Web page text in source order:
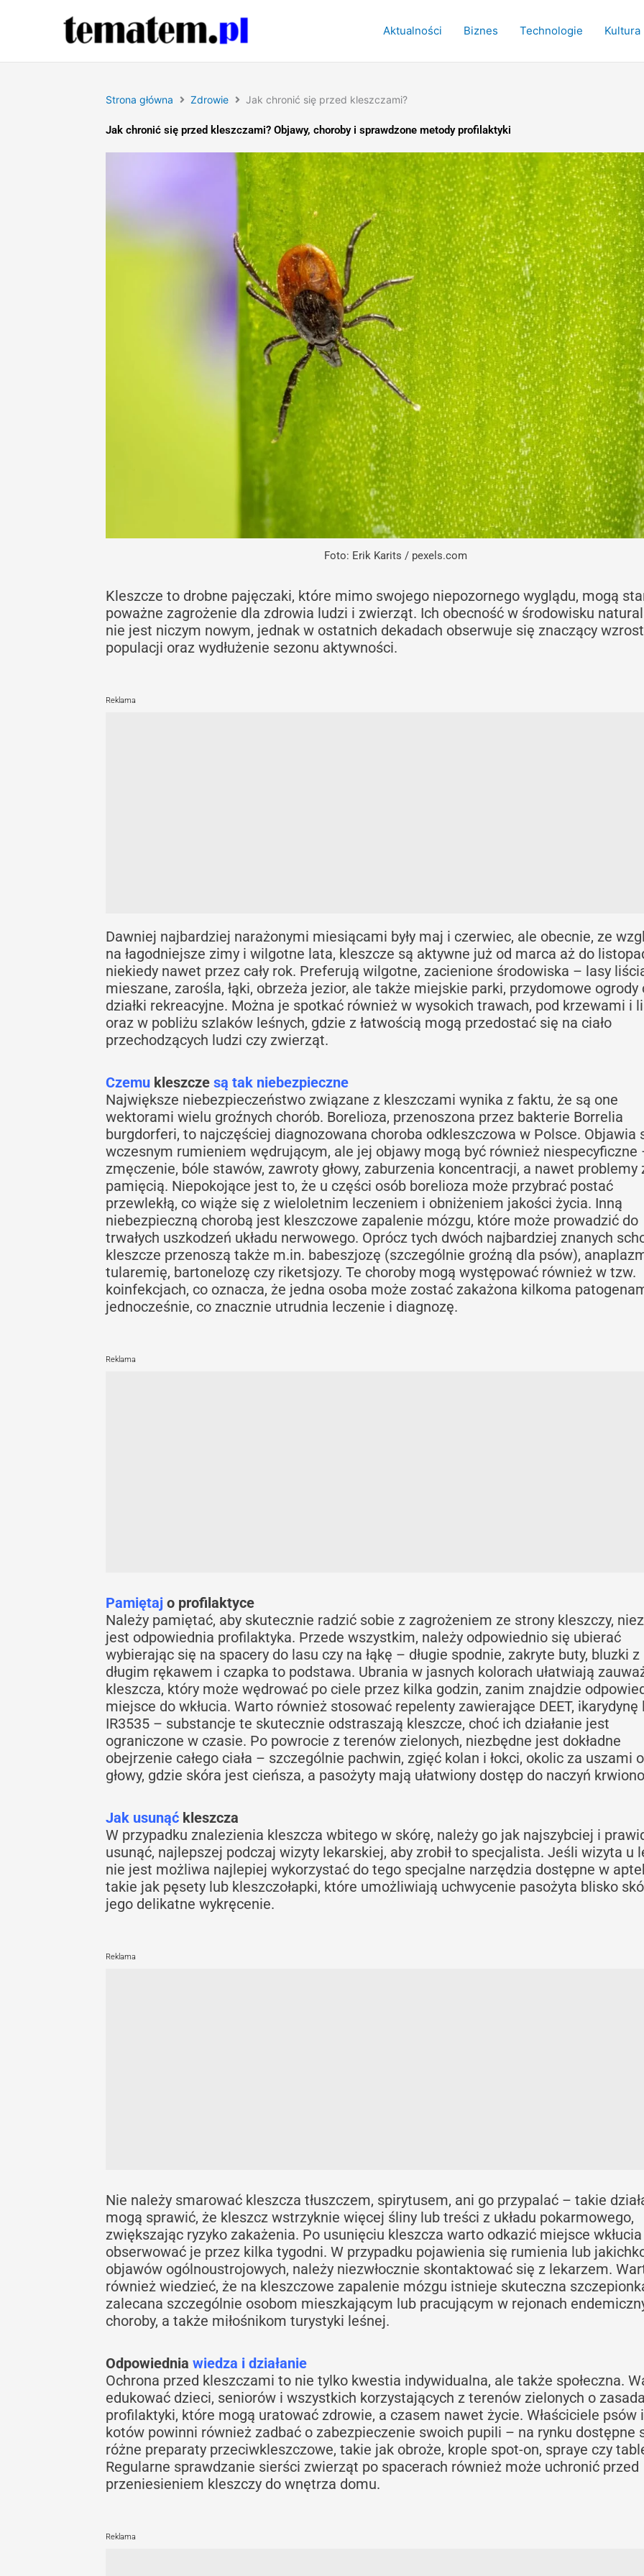
Aktualności Biznes Technologie Kultura
Strona główna Zdrowie Jak chronić się przed kleszczami?
Jak chronić się przed kleszczami? Objawy, choroby i sprawdzone metody profilaktyki
Foto: Erik Karits / pexels.com
Kleszcze to drobne pajęczaki, które mimo swojego niepozornego wyglądu, mogą
poważne zagrożenie dla zdrowia ludzi i zwierząt. Ich obecność w środowisku
nie jest niczym nowym, jednak w ostatnich dekadach obserwuje się znaczący
populacji oraz wydłużenie sezonu aktywności.
Reklama
Dawniej najbardziej narażonymi miesiącami były maj i czerwiec, ale obecnie, ze
na łagodniejsze zimy i wilgotne lata, kleszcze są aktywne już od marca aż do
niekiedy nawet przez cały rok. Preferują wilgotne, zacienione środowiska – lasy
mieszane, zarośla, łąki, obrzeża jezior, ale także miejskie parki, przydomowe ogrody
działki rekreacyjne. Można je spotkać również w wysokich trawach, pod krzewami i
oraz w pobliżu szlaków leśnych, gdzie z łatwością mogą przedostać się na ciało
przechodzących ludzi czy zwierząt.
Czemu kleszcze są tak niebezpieczne
Największe niebezpieczeństwo związane z kleszczami wynika z faktu, że są one
wektorami wielu groźnych chorób. Borelioza, przenoszona przez bakterie Borrelia
burgdorferi, to najczęściej diagnozowana choroba odkleszczowa w Polsce. Objawia
wczesnym rumieniem wędrującym, ale jej objawy mogą być również niespecyficzne
zmęczenie, bóle stawów, zawroty głowy, zaburzenia koncentracji, a nawet problemy
pamięcią. Niepokojące jest to, że u części osób borelioza może przybrać postać
przewlekłą, co wiąże się z wieloletnim leczeniem i obniżeniem jakości życia. Inną
niebezpieczną chorobą jest kleszczowe zapalenie mózgu, które może prowadzić do
trwałych uszkodzeń układu nerwowego. Oprócz tych dwóch najbardziej znanych
kleszcze przenoszą także m.in. babeszjozę (szczególnie groźną dla psów),
tularemię, bartonelozę czy riketsjozy. Te choroby mogą występować również w tzw.
koinfekcjach, co oznacza, że jedna osoba może zostać zakażona kilkoma
jednocześnie, co znacznie utrudnia leczenie i diagnozę.
Reklama
Pamiętaj o profilaktyce
Należy pamiętać, aby skutecznie radzić sobie z zagrożeniem ze strony kleszczy,
jest odpowiednia profilaktyka. Przede wszystkim, należy odpowiednio się ubierać
wybierając się na spacery do lasu czy na łąkę – długie spodnie, zakryte buty, bluzki z
długim rękawem i czapka to podstawa. Ubrania w jasnych kolorach ułatwiają
kleszcza, który może wędrować po ciele przez kilka godzin, zanim znajdzie
miejsce do wkłucia. Warto również stosować repelenty zawierające DEET, ikarydynę
IR3535 – substancje te skutecznie odstraszają kleszcze, choć ich działanie jest
ograniczone w czasie. Po powrocie z terenów zielonych, niezbędne jest dokładne
obejrzenie całego ciała – szczególnie pachwin, zgięć kolan i łokci, okolic za uszami
głowy, gdzie skóra jest cieńsza, a pasożyty mają ułatwiony dostęp do naczyń
Jak usunąć kleszcza
W przypadku znalezienia kleszcza wbitego w skórę, należy go jak najszybciej i
usunąć, najlepszej podczaj wizyty lekarskiej, aby zrobił to specjalista. Jeśli wizyta u
nie jest możliwa najlepiej wykorzystać do tego specjalne narzędzia dostępne w
takie jak pęsety lub kleszczołapki, które umożliwiają uchwycenie pasożyta blisko
jego delikatne wykręcenie.
Reklama
Nie należy smarować kleszcza tłuszczem, spirytusem, ani go przypalać – takie
mogą sprawić, że kleszcz wstrzyknie więcej śliny lub treści z układu pokarmowego,
zwiększając ryzyko zakażenia. Po usunięciu kleszcza warto odkazić miejsce
obserwować je przez kilka tygodni. W przypadku pojawienia się rumienia lub
objawów ogólnoustrojowych, należy niezwłocznie skontaktować się z lekarzem.
również wiedzieć, że na kleszczowe zapalenie mózgu istnieje skuteczna
zalecana szczególnie osobom mieszkającym lub pracującym w rejonach
choroby, a także miłośnikom turystyki leśnej.
Odpowiednia wiedza i działanie
Ochrona przed kleszczami to nie tylko kwestia indywidualna, ale także społeczna.
edukować dzieci, seniorów i wszystkich korzystających z terenów zielonych o
profilaktyki, które mogą uratować zdrowie, a czasem nawet życie. Właściciele psów i
kotów powinni również zadbać o zabezpieczenie swoich pupili – na rynku dostępne
różne preparaty przeciwkleszczowe, takie jak obroże, krople spot-on, spraye czy
Regularne sprawdzanie sierści zwierząt po spacerach również może uchronić przed
przeniesieniem kleszczy do wnętrza domu.
Reklama